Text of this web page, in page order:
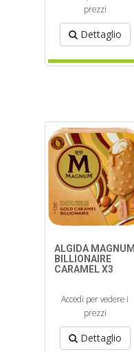
prezzi
Dettaglio
ALGIDA MAGNUM
BILLIONAIRE
CARAMEL X3
Accedi per vedere i
prezzi
Dettaglio